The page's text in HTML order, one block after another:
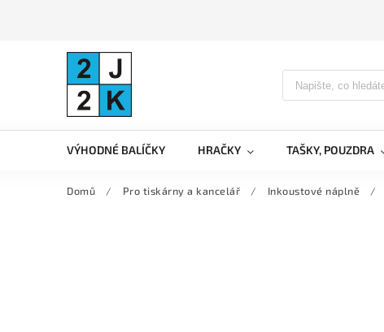
VÝHODNÉ BALÍČKY HRAČKY TAŠKY, POUZDRA
Domů / Pro tiskárny a kancelář / Inkoustové náplně /